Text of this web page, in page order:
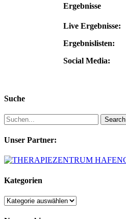
Ergebnisse
Live Ergebnisse:
Ergebnislisten:
Social Media:
Suche
Search
Unser Partner:
Kategorien
Kategorien